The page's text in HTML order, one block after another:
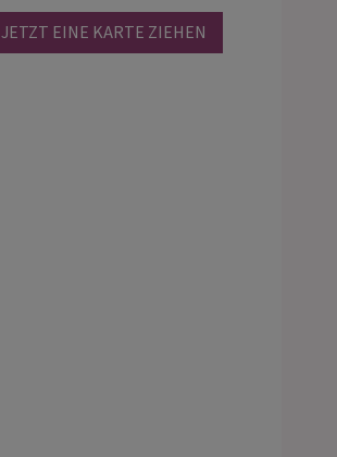
JETZT EINE KARTE ZIEHEN